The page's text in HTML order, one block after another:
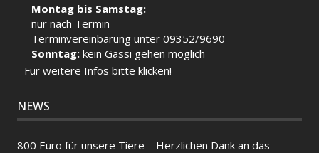
Montag bis Samstag:
nur nach Termin
Terminvereinbarung unter 09352/9690
Sonntag:kein Gassi gehen möglich
Für weitere Infos bitte klicken!
NEWS
800 Euro für unsere Tiere – Herzlichen Dank an das